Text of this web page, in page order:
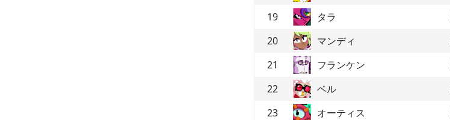
19
タラ
20
マンディ
21
フランケン
22
ベル
23
オーティス